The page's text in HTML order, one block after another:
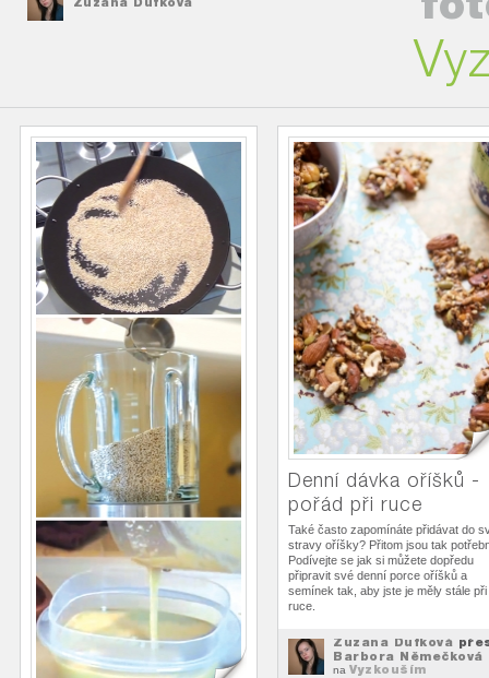
Denní dávka oříšků -
pořád při ruce
Také často zapomínáte přidávat do
stravy oříšky? Přitom jsou tak
Podívejte se jak si můžete dopředu
připravit své denní porce oříšků a
semínek tak, aby jste je měly stále při
ruce.
Zuzana Dufková
Barbora Němečková
na Vyzkouším